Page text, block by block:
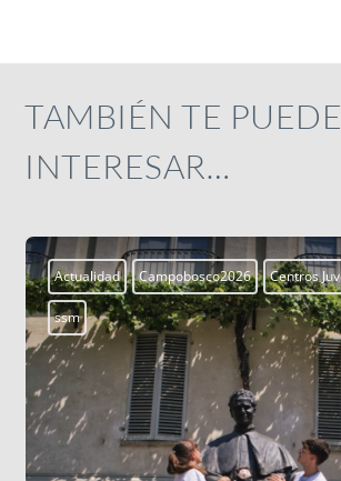
TAMBIÉN TE PUEDE
INTERESAR…
Aprendiendo a vivir Blogs